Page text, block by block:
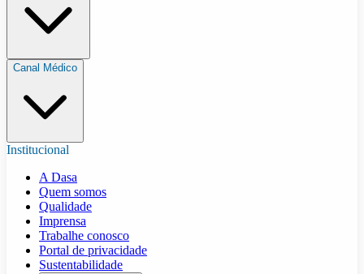
Canal Médico
Institucional
A Dasa
Quem somos
Qualidade
Imprensa
Trabalhe conosco
Portal de privacidade
Sustentabilidade